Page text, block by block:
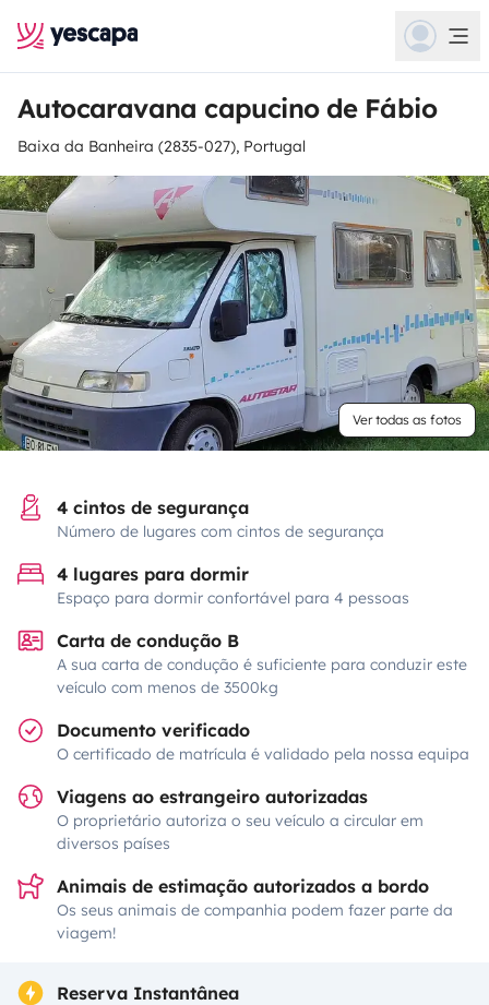
Autocaravana capucino de Fábio
Baixa da Banheira (2835-027), Portugal
Ver todas as fotos
4 cintos de segurança
Número de lugares com cintos de segurança
4 lugares para dormir
Espaço para dormir confortável para 4 pessoas
Carta de condução B
A sua carta de condução é suficiente para conduzir este
veículo com menos de 3500kg
Documento verificado
O certificado de matrícula é validado pela nossa equipa
Viagens ao estrangeiro autorizadas
O proprietário autoriza o seu veículo a circular em
diversos países
Animais de estimação autorizados a bordo
Os seus animais de companhia podem fazer parte da
viagem!
Reserva Instantânea